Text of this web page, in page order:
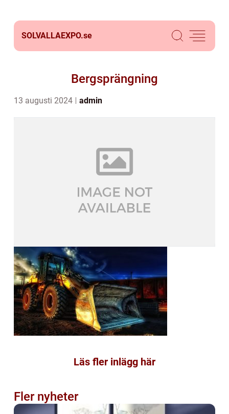
SOLVALLAEXPO.se
Bergsprängning
13 augusti 2024 admin
Läs fler inlägg här
Fler nyheter